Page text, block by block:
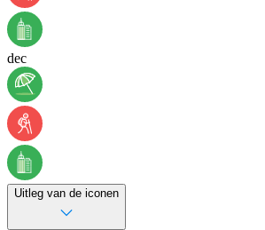
dec
Uitleg van de iconen